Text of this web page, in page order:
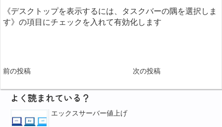
《デスクトップを表示するには、タスクバーの隅を選択しま
す》の項目にチェックを入れて有効化します
前の投稿 次の投稿
よく読まれている？
エックスサーバー値上げ